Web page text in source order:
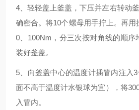
4 、轻轻盖上釜盖，下压并左右转动
确密合。将10个螺母用手拧上。再用
0
100Nm ，分三次按对角线的顺序
装好釜盖。
5 、向釜盖中心的温度计插管内注入
面不高于温度计水银球为宜），将
入管内。